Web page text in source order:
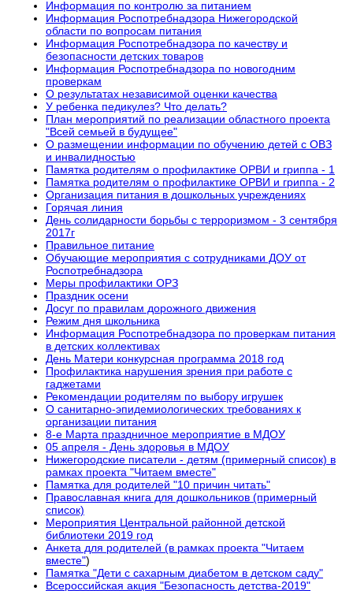
Информация по контролю за питанием
Информация Роспотребнадзора Нижегородской
области по вопросам питания
Информация Роспотребнадзора по качеству и
безопасности детских товаров
Информация Роспотребнадзора по новогодним
проверкам
О результатах независимой оценки качества
У ребенка педикулез? Что делать?
План мероприятий по реализации областного проекта
"Всей семьей в будущее"
О размещении информации по обучению детей с ОВЗ
и инвалидностью
Памятка родителям о профилактике ОРВИ и гриппа - 1
Памятка родителям о профилактике ОРВИ и гриппа - 2
Организация питания в дошкольных учреждениях
Горячая линия
День солидарности борьбы с терроризмом - 3 сентября
2017г
Правильное питание
Обучающие мероприятия с сотрудниками ДОУ от
Роспотребнадзора
Меры профилактики ОРЗ
Праздник осени
Досуг по правилам дорожного движения
Режим дня школьника
Информация Роспотребнадзора по проверкам питания
в детских коллективах
День Матери конкурсная программа 2018 год
Профилактика нарушения зрения при работе с
гаджетами
Рекомендации родителям по выбору игрушек
О санитарно-эпидемиологических требованиях к
организации питания
8-е Марта праздничное мероприятие в МДОУ
05 апреля - День здоровья в МДОУ
Нижегородские писатели - детям (примерный список) в
рамках проекта "Читаем вместе"
Памятка для родителей "10 причин читать"
Православная книга для дошкольников (примерный
список)
Мероприятия Центральной районной детской
библиотеки 2019 год
Анкета для родителей (в рамках проекта "Читаем
вместе")
Памятка "Дети с сахарным диабетом в детском саду"
Всероссийская акция "Безопасность детства-2019"